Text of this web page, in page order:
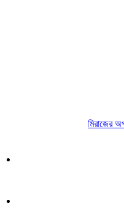
মিরাজের